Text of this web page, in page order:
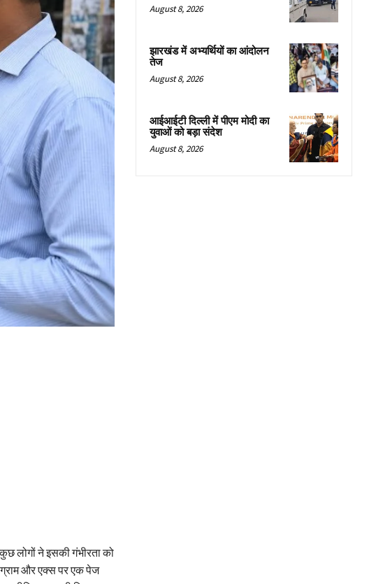
लोगों ने इसकी गंभीरता को
और एक्स पर एक पेज
August 8, 2026
झारखंड में अभ्यर्थियों का आंदोलन
तेज
August 8, 2026
आईआईटी दिल्ली में पीएम मोदी का
युवाओं को बड़ा संदेश
August 8, 2026